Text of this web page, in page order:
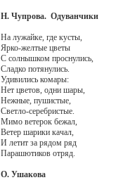
Н. Чупрова. Одуванчики
На лужайке, где кусты,
Ярко-желтые цветы
С солнышком проснулись,
Сладко потянулись.
Удивились комары:
Нет цветов, одни шары,
Нежные, пушистые,
Светло-серебристые.
Мимо ветерок бежал,
Ветер шарики качал,
И летит за рядом ряд
Парашютиков отряд.
О. Ушакова